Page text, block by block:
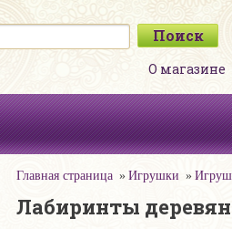
О магазине
Главная страница Игрушки
Лабиринты